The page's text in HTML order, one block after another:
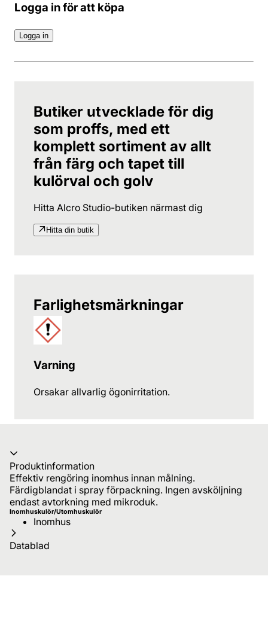
Logga in för att köpa
Logga in
Butiker utvecklade för dig
som proffs, med ett
komplett sortiment av allt
från färg och tapet till
kulörval och golv
Hitta Alcro Studio-butiken närmast dig
Hitta din butik
Farlighetsmärkningar
Varning
Orsakar allvarlig ögonirritation.
Produktinformation
Effektiv rengöring inomhus innan målning.
Färdigblandat i spray förpackning. Ingen avsköljning
endast avtorkning med mikroduk.
Inomhuskulör/Utomhuskulör
Inomhus
Datablad